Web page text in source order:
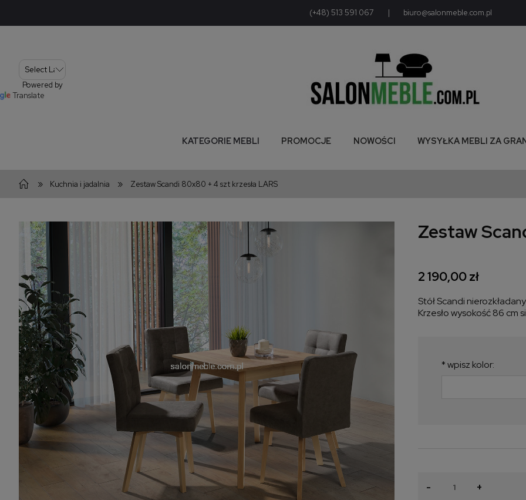
(+48) 513 591 067 | biuro@salonmeble.com.pl
Powered by
Translate
KATEGORIE MEBLI PROMOCJE NOWOŚCI WYSYŁKA MEBLI ZA
» Kuchnia i jadalnia » Zestaw Scandi 80x80 + 4 szt krzesła LARS
Zestaw
2 190,00 zł
Stół Scandi
Krzesło wysokość 86 cm
*wpisz kolor:
- +